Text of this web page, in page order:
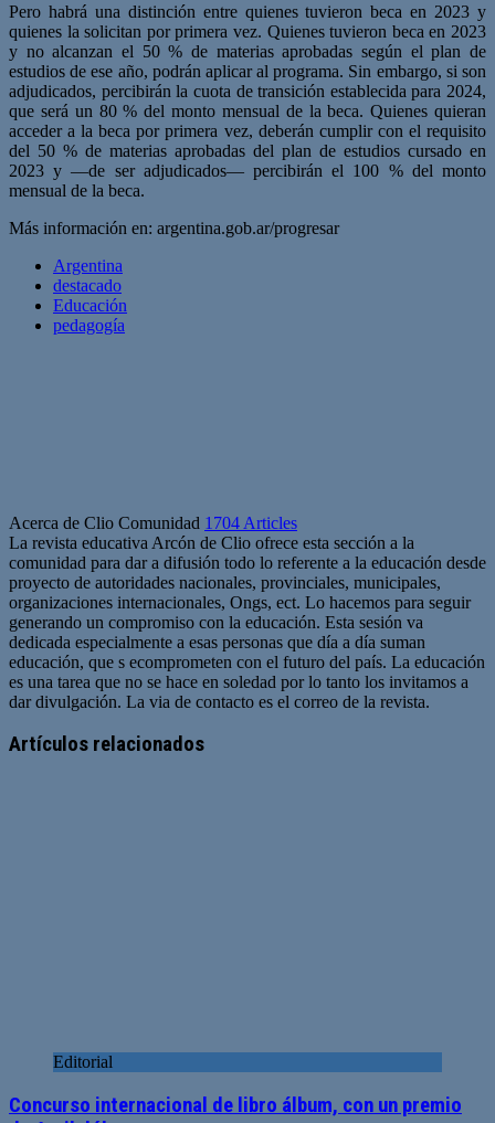
Pero habrá una distinción entre quienes tuvieron beca en 2023 y
quienes la solicitan por primera vez. Quienes tuvieron beca en 2023
y no alcanzan el 50 % de materias aprobadas según el plan de
estudios de ese año, podrán aplicar al programa. Sin embargo, si son
adjudicados, percibirán la cuota de transición establecida para 2024,
que será un 80 % del monto mensual de la beca. Quienes quieran
acceder a la beca por primera vez, deberán cumplir con el requisito
del 50 % de materias aprobadas del plan de estudios cursado en
2023 y —de ser adjudicados— percibirán el 100 % del monto
mensual de la beca.
Más información en: argentina.gob.ar/progresar
Argentina
destacado
Educación
pedagogía
Acerca de Clio Comunidad 1704 Articles
La revista educativa Arcón de Clio ofrece esta sección a la
comunidad para dar a difusión todo lo referente a la educación desde
proyecto de autoridades nacionales, provinciales, municipales,
organizaciones internacionales, Ongs, ect. Lo hacemos para seguir
generando un compromiso con la educación. Esta sesión va
dedicada especialmente a esas personas que día a día suman
educación, que s ecomprometen con el futuro del país. La educación
es una tarea que no se hace en soledad por lo tanto los invitamos a
dar divulgación. La via de contacto es el correo de la revista.
web
Artículos relacionados
Editorial
Concurso internacional de libro álbum, con un premio